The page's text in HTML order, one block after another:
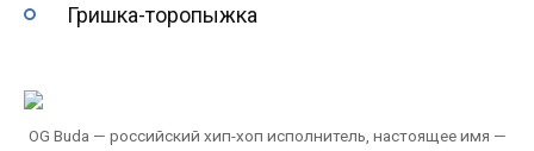
Гришка-торопыжка
OG Buda — российский хип-хоп исполнитель, настоящее имя —